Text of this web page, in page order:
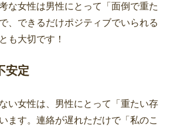
な女性は男性にとって「面倒で重た
、できるだけポジティブでいられる
も大切です！
安定
い女性は、男性にとって「重たい存
ます。連絡が遅れただけで「私のこ